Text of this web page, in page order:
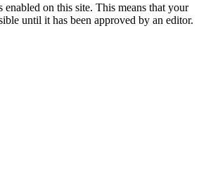
enabled on this site. This means that your
until it has been approved by an editor.